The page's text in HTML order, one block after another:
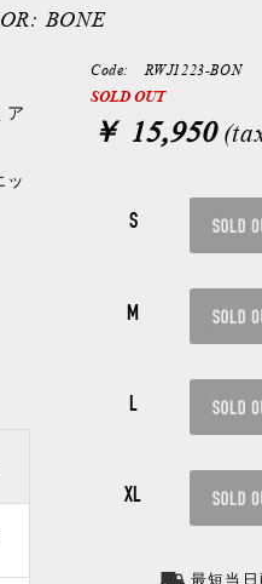
ア
ッ
Code: RWJ1223-BON
SOLD OUT
￥ 15,950
S
M
L
XL
最短当日
BONE